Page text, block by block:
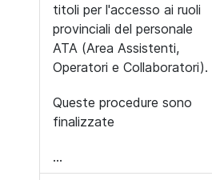
titoli per l'accesso ai ruoli
provinciali del personale
ATA (Area Assistenti,
Operatori e Collaboratori).
Queste procedure sono
finalizzate
...